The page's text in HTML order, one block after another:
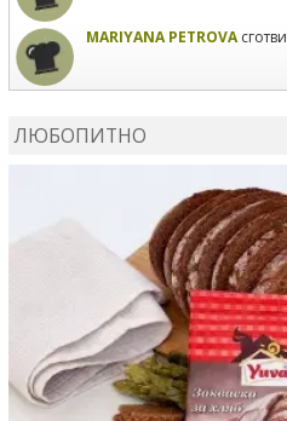
MARIYANA PETROVAсготви
ЛЮБОПИТНО